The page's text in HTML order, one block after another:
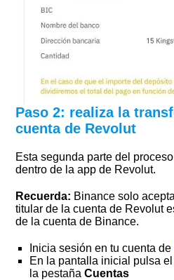
Paso 2: realiza la
cuenta de Revolut
Esta segunda parte del
dentro de la app de Revolut.
Recuerda: Binance solo
titular de la cuenta de Revolut
de la cuenta de Binance.
Inicia sesión en tu cuenta de
En la pantalla inicial pulsa
la pestañaCuentas